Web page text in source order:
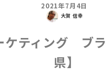
ティング ブ
県】
大賀 信幸
2021年7月4日